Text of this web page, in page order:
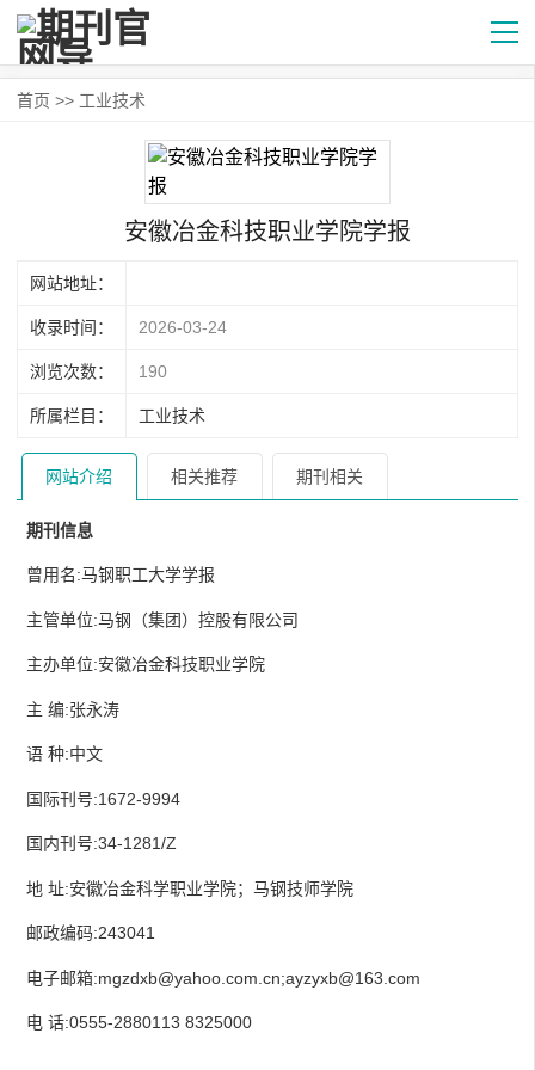
首页 >> 工业技术
安徽冶金科技职业学院学报
网站地址：
收录时间： 2026-03-24
浏览次数： 190
所属栏目： 工业技术
网站介绍 相关推荐 期刊相关
期刊信息
曾用名:马钢职工大学学报
主管单位:马钢（集团）控股有限公司
主办单位:安徽冶金科技职业学院
主 编:张永涛
语 种:中文
国际刊号:1672-9994
国内刊号:34-1281/Z
地 址:安徽冶金科学职业学院；马钢技师学院
邮政编码:243041
电子邮箱:mgzdxb@yahoo.com.cn;ayzyxb@163.com
电 话:0555-2880113 8325000